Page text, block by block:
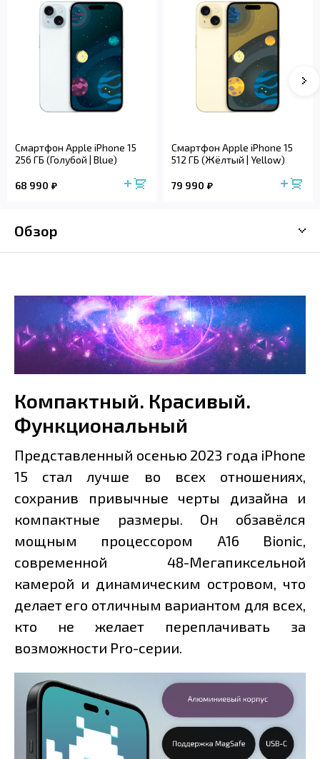
Смартфон Apple iPhone 15
256 ГБ (Голубой | Blue)
68 990
Смартфон Apple iPhone 15
512 ГБ (Жёлтый | Yellow)
79 990
Обзор
Компактный. Красивый.
Функциональный
Представленный осенью 2023 года iPhone
15 стал лучше во всех отношениях,
сохранив привычные черты дизайна и
компактные размеры. Он обзавёлся
мощным процессором A16 Bionic,
современной 48-Мегапиксельной
камерой и динамическим островом, что
делает его отличным вариантом для всех,
кто не желает переплачивать за
возможности Pro-серии.